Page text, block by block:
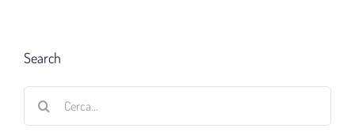
Search